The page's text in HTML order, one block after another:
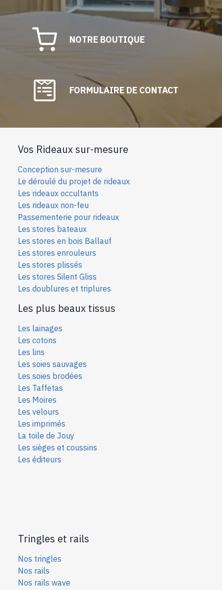
NOTRE BOUTIQUE
FORMULAIRE DE CONTACT
Vos Rideaux sur-mesure
Conception sur-mesure
Le déroulé du projet de rideaux
Les rideaux occultants
Les rideaux non-feu
Passementerie pour rideaux
Les stores bateaux
Les stores en bois Ballauf
Les stores enrouleurs
Les stores plissés
Les stores Silent Gliss
Les doublures et triplures
Les plus beaux tissus
Les lainages
Les cotons
Les lins
Les soies sauvages
Les soies brodées
Les Taffetas
Les Moires
Les velours
Les imprimés
La toile de Jouy
Les sièges et coussins
Les éditeurs
Tringles et rails
Nos tringles
Nos rails
Nos rails wave